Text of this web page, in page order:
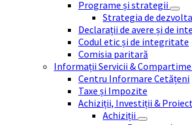
Programe și strategii
Strategia de
Declarații de avere și de
Codul etic și de integritate
Comisia paritară
Informații Servicii &
Centru Informare Cetățeni
Taxe și Impozite
Achiziții, Investiții &
Achiziții